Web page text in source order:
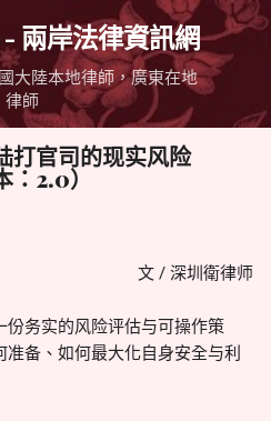
主要內容
兩岸法律資訊網
大陸本地律師，廣東在地
律師
打官司的现实风险
2.0）
文 / 深圳衛律师
份务实的风险评估与可操作策
备、如何最大化自身安全与利